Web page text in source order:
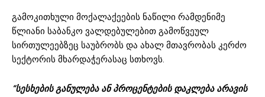
გამოკითხული მოქალაქეების ნაწილი რამდენიმე
წლიანი საბანკო ვალდებულებით გამოწვეულ
სირთულეებზეც საუბრობს და ახალ მთავრობას კერძო
სექტორის მხარდაჭერასაც სთხოვს.
“სესხების განულება ან პროცენტების დაკლება არავის